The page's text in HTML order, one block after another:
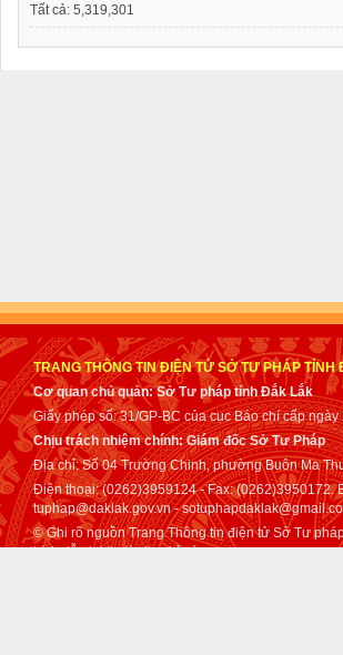
Tất cả: 5,319,301
TRANG THÔNG TIN ĐIỆN TỬ SỞ TƯ PHÁP TỈNH
Cơ quan chủ quản: Sở Tư pháp tỉnh Đắk Lắk
Giấy phép số: 31/GP-BC của cục Báo chí cấp ngày
Chịu trách nhiệm chính: Giám đốc Sở Tư Pháp
Địa chỉ: Số 04 Trường Chinh, phường Buôn Ma
Điện thoại: (0262)3959124 - Fax: (0262)3950172.
tuphap@daklak.gov.vn -
© Ghi rõ nguồn Trang Thông tin điện tử Sở Tư
trích dẫn lại tin từ địa chỉ này.